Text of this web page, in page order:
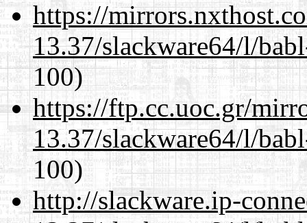
https://
13.37/slackware64/l/
100)
https://ftp.cc.uoc.gr/
13.37/slackware64/l/
100)
http://slackware.ip-